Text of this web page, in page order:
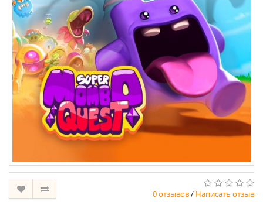
0 отзывов/ Написать отзыв